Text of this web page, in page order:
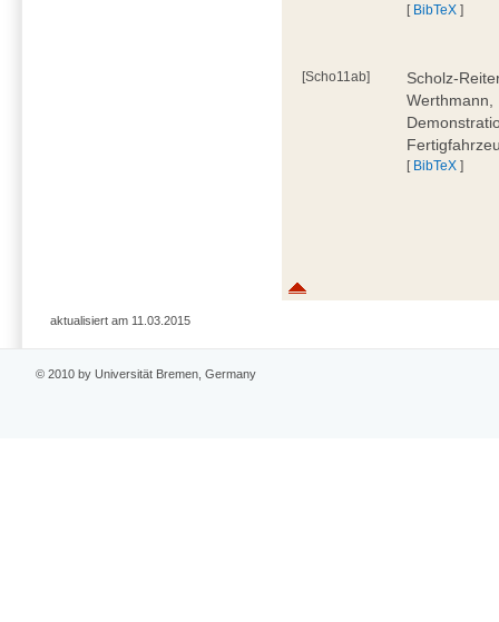
[ BibTeX ]
[Scho11ab]
Scholz-
Werthmann,
[ BibTeX ]
aktualisiert am 11.03.2015
© 2010 by Universität Bremen, Germany